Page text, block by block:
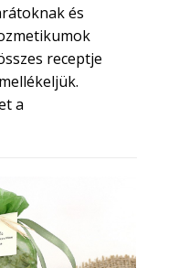
és
receptje
a